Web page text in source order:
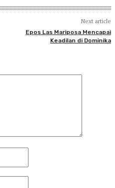
Next article
Epos Las Mariposa Mencapai
Keadilan di Dominika